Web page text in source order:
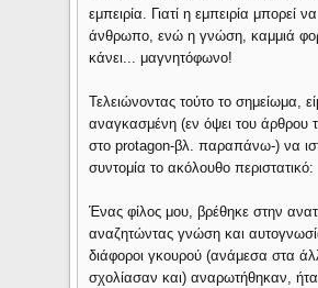
εμπειρία. Γιατί η εμπειρία μπορεί
άνθρωπο, ενώ η γνώση, καμμιά
κάνει... μαγνητόφωνο!
Τελειώνοντας τούτο το σημείωμα,
αναγκασμένη (εν όψει του άρθρου
στο protagon-βλ. παραπάνω-) να
συντομία το ακόλουθο περιστατικό:
Ένας φίλος μου, βρέθηκε στην
αναζητώντας γνώση και
διάφοροι γκουρού (ανάμεσα στα
σχολίασαν και) αναρωτήθηκαν,